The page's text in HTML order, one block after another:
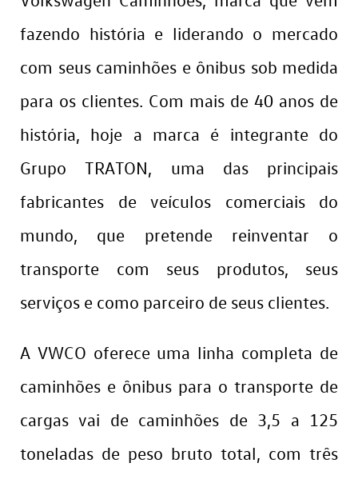
fazendo história e liderando o mercado
com seus caminhões e ônibus sob medida
para os clientes. Com mais de 40 anos de
história, hoje a marca é integrante do
Grupo TRATON, uma das principais
fabricantes de veículos comerciais do
mundo, que pretende reinventar o
transporte com seus produtos, seus
serviços e como parceiro de seus clientes.
A VWCO oferece uma linha completa de
caminhões e ônibus para o transporte de
cargas vai de caminhões de 3,5 a 125
toneladas de peso bruto total, com três